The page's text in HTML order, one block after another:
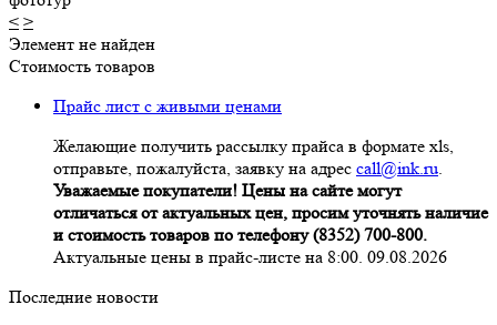
< >
Элемент не найден
Стоимость товаров
Прайс лист с живыми ценами
Желающие получить рассылку прайса в формате xls,
отправьте, пожалуйста, заявку на адрес call@ink.ru.
Уважаемые покупатели! Цены на сайте могут
отличаться от актуальных цен, просим уточнять наличие
и стоимость товаров по телефону (8352) 700-800.
Актуальные цены в прайс-листе на 8:00. 09.08.2026
Последние новости